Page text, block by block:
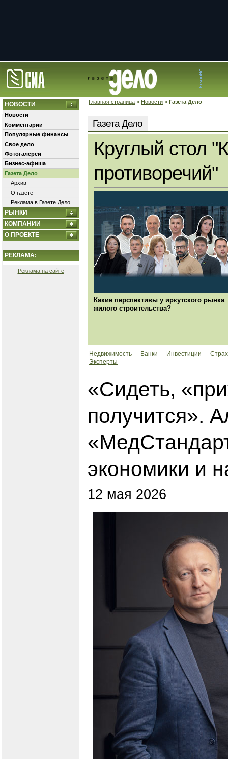
Главная страница » Новости » Газета Дело
НОВОСТИ
Новости
Комментарии
Популярные финансы
Свое дело
Фотогалереи
Бизнес-афиша
Газета Дело
Архив
О газете
Реклама в Газете Дело
РЫНКИ
КОМПАНИИ
О ПРОЕКТЕ
РЕКЛАМА:
Реклама на сайте
Газета Дело
Круглый стол
противоречий"
Какие перспективы у иркутского рынка
жилого строительства?
Недвижимость Банки Инвестиции
Эксперты
«Сидеть,
получится».
экономики и
12 мая 2026